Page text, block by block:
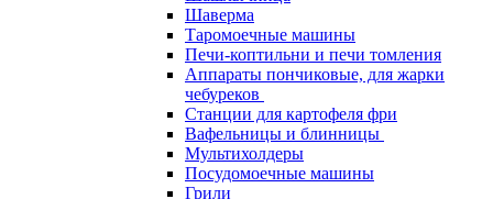
Шаверма
Таромоечные машины
Печи-коптильни и печи томления
Аппараты пончиковые, для жарки
чебуреков
Станции для картофеля фри
Вафельницы и блинницы
Мультихолдеры
Посудомоечные машины
Грили